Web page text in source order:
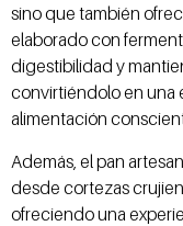
sino que también
elaborado con
digestibilidad y
convirtiéndolo en una
alimentación
Además, el pan
desde cortezas
ofreciendo una